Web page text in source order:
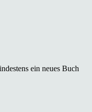
ein neues Buch